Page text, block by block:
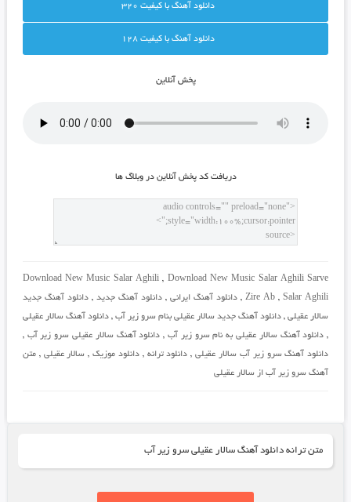
دانلود آهنگ با کيفيت 320
دانلود آهنگ با کيفيت 128
پخش آنلاين
دريافت کد پخش آنلاين در وبلاگ ها
Download New Music Salar Aghili , Download New Music Salar Aghili Sarve
Zire Ab ,Salar Aghili
, دانلود آهنگ ایرانی, دانلود آهنگ جدید ,دانلود آهنگ جدید
سالار عقیلی, دانلود آهنگ جدید سالار عقیلی بنام سرو زیر آب ,دانلود آهنگ سالار عقیلی
, دانلود آهنگ سالار عقیلی به نام سرو زیر آب, دانلود آهنگ سالار عقیلی سرو زیر آب ,
دانلود آهنگ سرو زیر آب سالار عقیلی, دانلود ترانه ,دانلود موزیک, سالار عقیلی ,متن
آهنگ سرو زیر آب از سالار عقیلی
متن ترانه دانلود آهنگ سالار عقیلی سرو زیر آب